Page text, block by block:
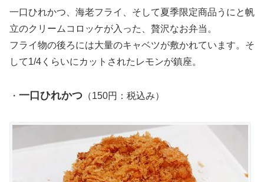
一口ひれかつ、海老フライ、そして夏季限定商品うにと帆
立のクリームコロッケが入った、贅沢なお弁当。
フライ物の後ろには大量のキャベツが敷かれています。そ
して1/4くらいにカットされたレモンが鎮座。
・ 一口ひれかつ （150円：税込み）